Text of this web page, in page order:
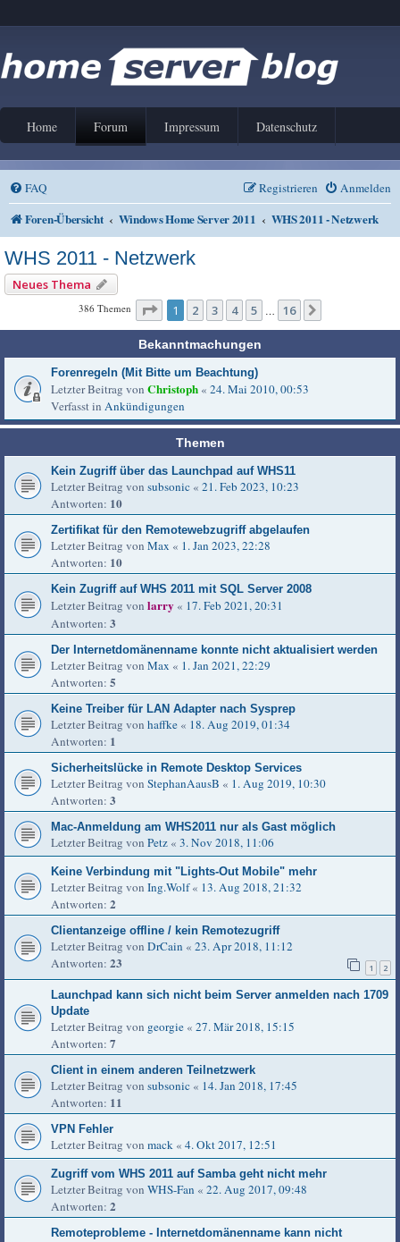
Home Forum Impressum Datenschutz
FAQ Anmelden
Registrieren
Foren-Übersicht Windows Home Server 2011 WHS 2011 - Netzwerk
WHS 2011 - Netzwerk
Neues Thema
386 Themen Seite 1von 16
1 2 3 4 5 … 16
Bekanntmachungen
Forenregeln (Mit Bitte um Beachtung)
Letzter Beitrag von Christoph « 24. Mai 2010, 00:53
Verfasst in Ankündigungen
Themen
Kein Zugriff über das Launchpad auf WHS11
Letzter Beitrag von subsonic « 21. Feb 2023, 10:23
Antworten: 10
Zertifikat für den Remotewebzugriff abgelaufen
Letzter Beitrag von Max « 1. Jan 2023, 22:28
Antworten: 10
Kein Zugriff auf WHS 2011 mit SQL Server 2008
Letzter Beitrag von larry « 17. Feb 2021, 20:31
Antworten: 3
Der Internetdomänenname konnte nicht aktualisiert werden
Letzter Beitrag von Max « 1. Jan 2021, 22:29
Antworten: 5
Keine Treiber für LAN Adapter nach Sysprep
Letzter Beitrag von haffke « 18. Aug 2019, 01:34
Antworten: 1
Sicherheitslücke in Remote Desktop Services
Letzter Beitrag von StephanAausB « 1. Aug 2019, 10:30
Antworten: 3
Mac-Anmeldung am WHS2011 nur als Gast möglich
Letzter Beitrag von Petz « 3. Nov 2018, 11:06
Keine Verbindung mit "Lights-Out Mobile" mehr
Letzter Beitrag von Ing.Wolf« 13. Aug 2018, 21:32
Antworten: 2
Clientanzeige offline / kein Remotezugriff
Letzter Beitrag von DrCain « 23. Apr 2018, 11:12
Antworten: 23 1 2
Launchpad kann sich nicht beim Server anmelden nach 1709
Update
Letzter Beitrag von georgie « 27. Mär 2018, 15:15
Antworten: 7
Client in einem anderen Teilnetzwerk
Letzter Beitrag von subsonic « 14. Jan 2018, 17:45
Antworten: 11
VPN Fehler
Letzter Beitrag von mack « 4. Okt 2017, 12:51
Zugriff vom WHS 2011 auf Samba geht nicht mehr
Letzter Beitrag von WHS-Fan « 22. Aug 2017, 09:48
Antworten: 2
Remoteprobleme - Internetdomänenname kann nicht